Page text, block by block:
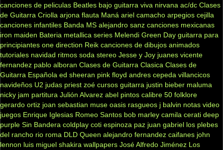
canciones de peliculas Beatles bajo guitarra viva nirvana ac/dc Clases
de Guitarra Criolla arjona flauta Maná ariel camacho arpegios cejilla
canciones infantiles Banda MS alejandro sanz canciones mexicanas
iron maiden Bateria metallica series Melendi Green Day guitarra para
principiantes one direction Reik canciones de dibujos animados
tutoriales navidad ritmos soda stereo Jesse y Joy juanes vicente
fernandez pablo alboran Clases de Guitarra Clasica Clases de
Guitarra Española ed sheeran pink floyd andres cepeda villancicos
navideños U2 judas priest zoé cursos guitarra justin bieber maluma
nicky jam partitura Julión Alvarez abel pintos calibre 50 folklore
gerardo ortiz joan sebastian muse oasis rasgueos j balvin notas video
juegos Enrique Iglesias Romeo Santos bob marley camila cerati deep
purple Sin Bandera coldplay coti espinoza paz juan gabriel los plebes
del rancho rio roma DLD Queen alejandro fernandez caifanes john
lennon luis miguel shakira wallpapers José Alfredo Jiménez Los